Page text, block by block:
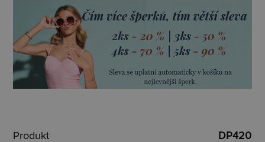
Produkt DP420